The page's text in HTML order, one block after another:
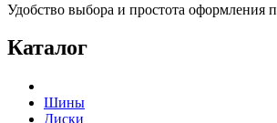
Удобство выбора и простота
Каталог
Шины
Диски